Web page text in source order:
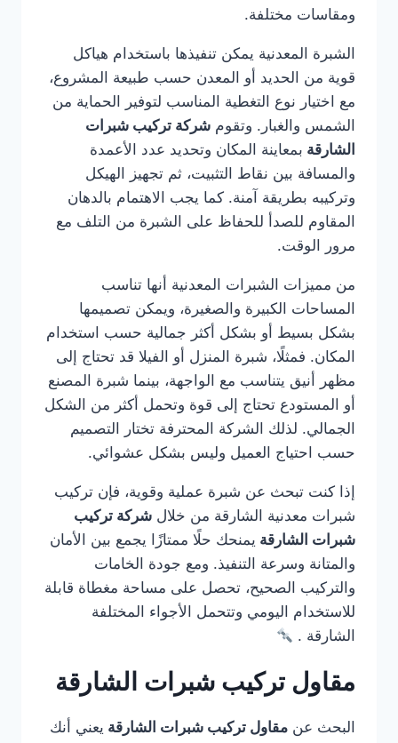
ومقاسات مختلفة.
الشبرة المعدنية يمكن تنفيذها باستخدام هياكل
قوية من الحديد أو المعدن حسب طبيعة المشروع،
مع اختيار نوع التغطية المناسب لتوفير الحماية من
الشمس والغبار. وتقوم شركة تركيب شبرات
الشارقة بمعاينة المكان وتحديد عدد الأعمدة
والمسافة بين نقاط التثبيت، ثم تجهيز الهيكل
وتركيبه بطريقة آمنة. كما يجب الاهتمام بالدهان
المقاوم للصدأ للحفاظ على الشبرة من التلف مع
مرور الوقت.
من مميزات الشبرات المعدنية أنها تناسب
المساحات الكبيرة والصغيرة، ويمكن تصميمها
بشكل بسيط أو بشكل أكثر جمالية حسب استخدام
المكان. فمثلًا، شبرة المنزل أو الفيلا قد تحتاج إلى
مظهر أنيق يتناسب مع الواجهة، بينما شبرة المصنع
أو المستودع تحتاج إلى قوة وتحمل أكثر من الشكل
الجمالي. لذلك الشركة المحترفة تختار التصميم
حسب احتياج العميل وليس بشكل عشوائي.
إذا كنت تبحث عن شبرة عملية وقوية، فإن تركيب
شبرات معدنية الشارقة من خلال شركة تركيب
شبرات الشارقة يمنحك حلًا ممتازًا يجمع بين الأمان
والمتانة وسرعة التنفيذ. ومع جودة الخامات
والتركيب الصحيح، تحصل على مساحة مغطاة قابلة
للاستخدام اليومي وتتحمل الأجواء المختلفة
الشارقة .
مقاول تركيب شبرات الشارقة
البحث عن مقاول تركيب شبرات الشارقة يعني أنك